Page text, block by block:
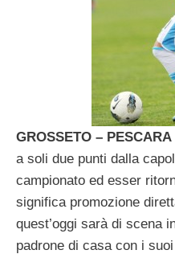
GROSSETO – PESCARA
a soli due punti dalla
campionato ed esser
significa promozione
quest’oggi sarà di scena
padrone di casa con i